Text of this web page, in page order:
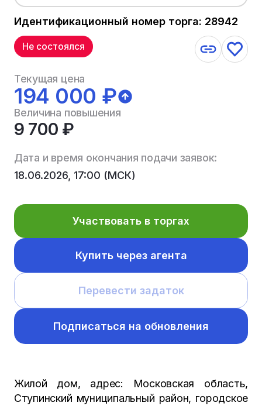
Идентификационный номер торга: 28942
Не состоялся
Текущая цена
194 000 ₽
Величина повышения
9 700 ₽
Дата и время окончания подачи заявок:
18.06.2026, 17:00 (МСК)
Участвовать в торгах
Купить через агента
Перевести задаток
Подписаться на обновления
Жилой дом, адрес: Московская область,
Ступинский муниципальный район, городское